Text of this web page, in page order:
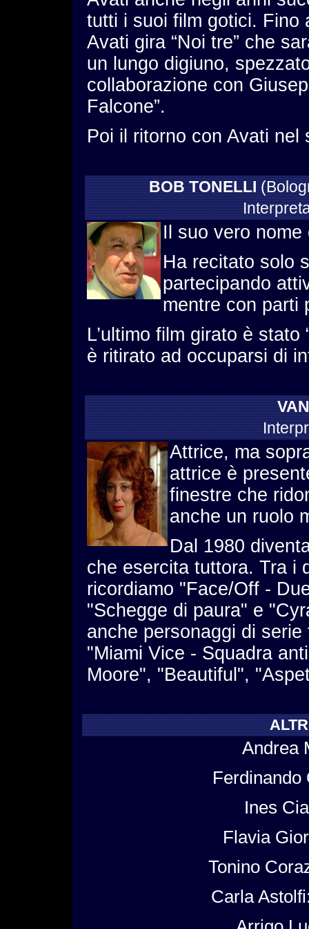
tutti i suoi film gotici. Fino
Avati gira “Noi tre” che
un lungo digiuno,
collaborazione con
Falcone”.
Poi il ritorno con Avati nel
BOB TONELLI
Il suo vero
Ha recitato solo
partecipando
mentre con parti
L’ultimo film girato è
è ritirato ad occuparsi di
Attrice, ma
attrice è
finestre che
anche un ruolo
Dal 1980
che esercita tuttora. Tra i
ricordiamo "Face/Off -
"Schegge di paura" e
anche personaggi di
"Miami Vice - Squadra
Moore", "Beautiful",
Andrea
Ferdinando
Ines
Flavia
Tonino
Carla